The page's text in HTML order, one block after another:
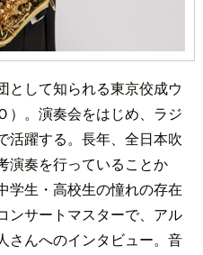
として知られる東京佼成ウ
）。演奏会をはじめ、ラジ
活躍する。長年、全日本吹
演奏を行っていることか
学生・高校生の憧れの存在
ンサートマスターで、アル
さんへのインタビュー。音